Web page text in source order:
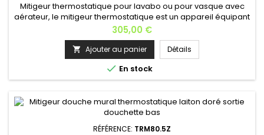
Mitigeur thermostatique pour lavabo ou pour vasque avec
aérateur, le mitigeur thermostatique est un appareil équipant
les installations d’eau chaude sanitaire. Comme la vanne
thermostatique, il réalise une action sur les débits en fonction
d’une température. Mitigeur thermostatique avec sécurité
anti-brûlure; Boutons ergonomiques ; Matière: laiton...
Prix
305,00 €
 Ajouter au panier Détails
 En stock
RÉFÉRENCE: TRM80.5Z